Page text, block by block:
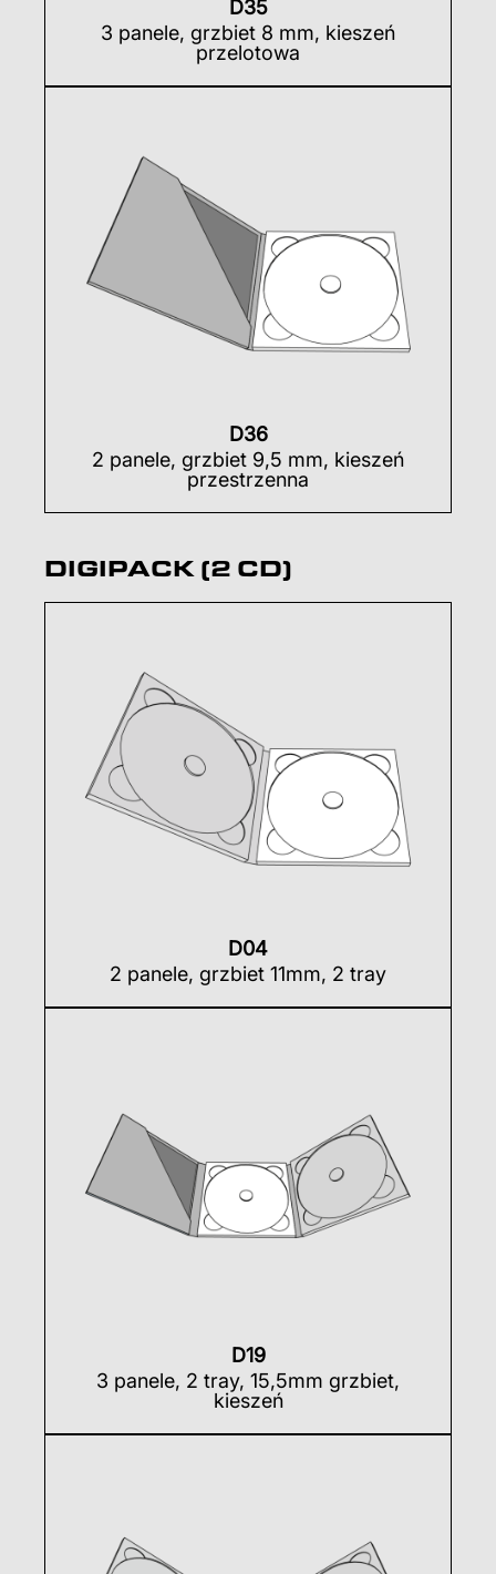
D35
3 panele, grzbiet 8 mm, kieszeń
przelotowa
D36
2 panele, grzbiet 9,5 mm, kieszeń
przestrzenna
DIGIPACK (2 CD)
D04
2 panele, grzbiet 11mm, 2 tray
D19
3 panele, 2 tray, 15,5mm grzbiet,
kieszeń